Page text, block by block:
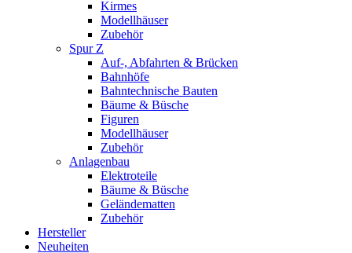
Kirmes
Modellhäuser
Zubehör
Spur Z
Auf-, Abfahrten & Brücken
Bahnhöfe
Bahntechnische Bauten
Bäume & Büsche
Figuren
Modellhäuser
Zubehör
Anlagenbau
Elektroteile
Bäume & Büsche
Geländematten
Zubehör
Hersteller
Neuheiten